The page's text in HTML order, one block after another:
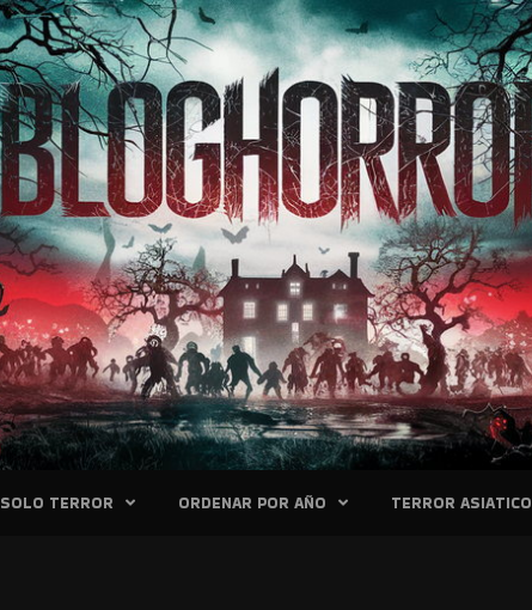
SOLO TERROR ORDENAR POR AÑO TERROR ASIATICO